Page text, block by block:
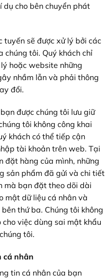
dụ cho bên chuyển phát
tuyến sẽ được xử lý bởi các
chúng tôi. Quý khách chỉ
hoặc website những
nhầm lẫn và phải thông
đổi.
được chúng tôi lưu giữ
tôi không công khai
khách có thể tiếp cận
tài khoản trên web. Tại
đặt hàng của mình, những
sản phẩm đã gửi và chi tiết
mà bạn đặt theo dõi dài
mật dữ liệu cá nhân và
thứ ba. Chúng tôi không
việc dùng sai mật khẩu
tôi.
cá nhân
tin cá nhân của bạn